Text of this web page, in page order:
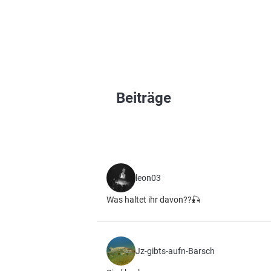
Beiträge
leon03
Was haltet ihr davon??🎣
Jz-gibts-aufn-Barsch